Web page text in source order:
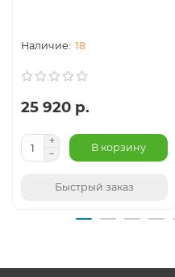
18
25 920 р.
В корзину
Быстрый заказ